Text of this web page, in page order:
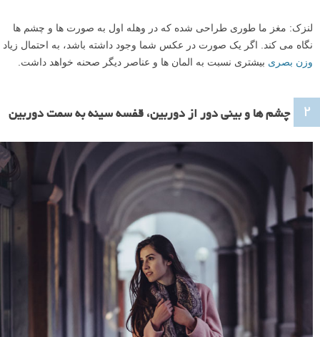
لنزک: مغز ما طوری طراحی شده که در وهله اول به صورت ها و چشم ها
نگاه می کند. اگر یک صورت در عکس شما وجود داشته باشد، به احتمال زیاد
وزن بصری بیشتری نسبت به المان ها و عناصر دیگر صحنه خواهد داشت.
۲ چشم ها و بینی دور از دوربین، قفسه سینه به سمت دوربین